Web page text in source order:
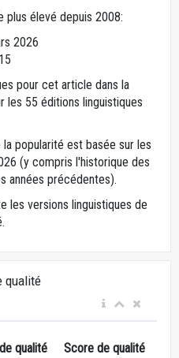
plus élevé depuis 2008:
2026
pour cet article dans la
les 55 éditions linguistiques
popularité est basée sur les
(y compris l'historique des
années précédentes).
les versions linguistiques de
qualité
qualité Score de qualité